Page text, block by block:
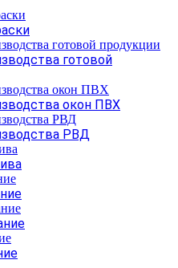
готовой
окон ПВХ
РВД